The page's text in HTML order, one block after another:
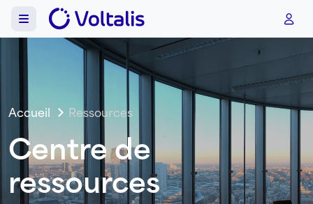
Aller au contenu
Skip to footer
Menu
Accueil Ressources
Centre de
ressources